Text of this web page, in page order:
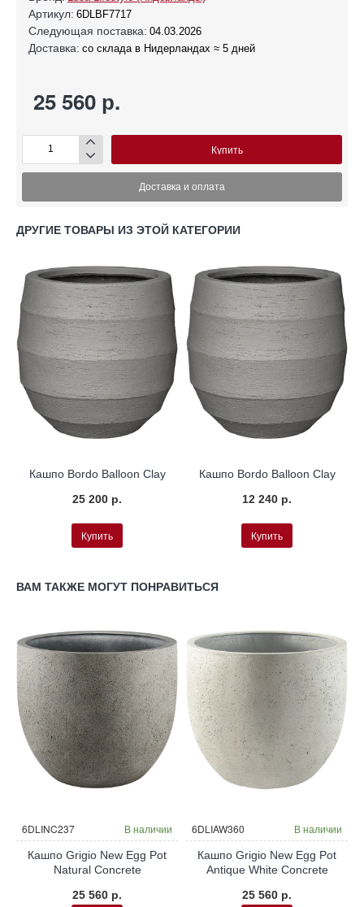
Артикул: 6DLBF7717
Следующая поставка: 04.03.2026
Доставка: со склада в Нидерландах ≈ 5 дней
25 560 р.
Купить
Доставка и оплата
ДРУГИЕ ТОВАРЫ ИЗ ЭТОЙ КАТЕГОРИИ
Кашпо Bordo Balloon Clay
25 200 р.
Купить
Кашпо Bordo Balloon Clay
12 240 р.
Купить
ВАМ ТАКЖЕ МОГУТ ПОНРАВИТЬСЯ
6DLINC237 В наличии
Кашпо Grigio New Egg Pot
Natural Concrete
25 560 р.
НОВИНКА
6DLIAW360 В наличии
Кашпо Grigio New Egg Pot
Antique White Concrete
25 560 р.